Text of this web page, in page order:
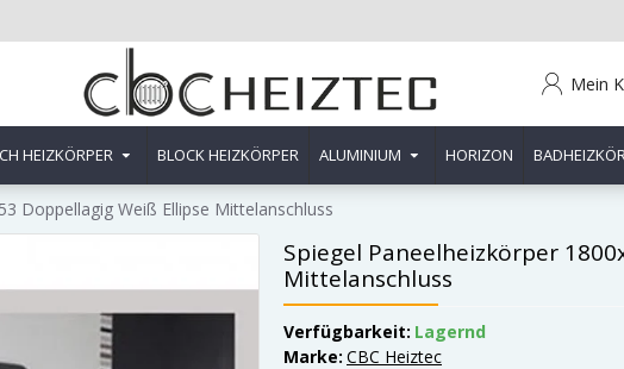
Mein
HEIZKÖRPER BLOCK HEIZKÖRPER ALUMINIUM HORIZON
Doppellagig Weiß Ellipse Mittelanschluss
Spiegel Paneelheizkörper
Mittelanschluss
Verfügbarkeit: Lagernd
Marke: CBC Heiztec